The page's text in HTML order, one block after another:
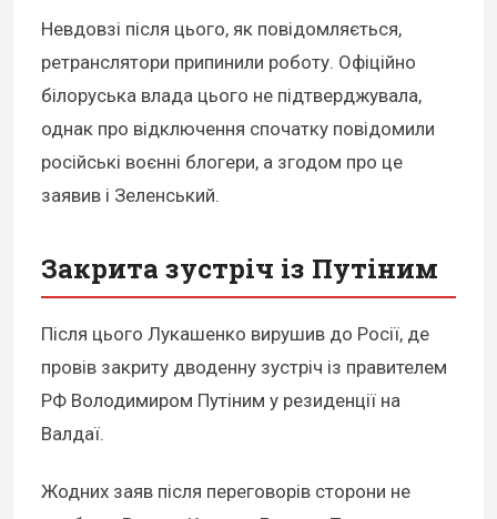
Невдовзі після цього, як повідомляється,
ретранслятори припинили роботу. Офіційно
білоруська влада цього не підтверджувала,
однак про відключення спочатку повідомили
російські воєнні блогери, а згодом про це
заявив і Зеленський.
Закрита зустріч із Путіним
Після цього Лукашенко вирушив до Росії, де
провів закриту дводенну зустріч із правителем
РФ Володимиром Путіним у резиденції на
Валдаї.
Жодних заяв після переговорів сторони не